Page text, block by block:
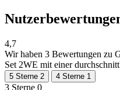
4,7
Wir haben 3 Bewertungen zu
Set 2WE mit einer
5 Sterne 2 4 Sterne 1
3 Sterne 0